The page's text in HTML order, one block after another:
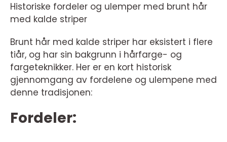
Historiske fordeler og ulemper med brunt hår
med kalde striper
Brunt hår med kalde striper har eksistert i flere
tiår, og har sin bakgrunn i hårfarge- og
fargeteknikker. Her er en kort historisk
gjennomgang av fordelene og ulempene med
denne tradisjonen:
Fordeler: